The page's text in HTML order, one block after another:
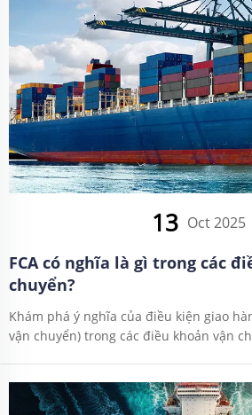
13 Oct 2025
FCA có nghĩa là gì trong các
chuyển?
Khám phá ý nghĩa của điều kiện giao
vận chuyển) trong các điều khoản vận
trọng của nó trong vận tải hàng hóa